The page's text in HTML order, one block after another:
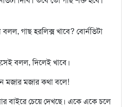
গাছ হরলিক্স খাবে? বোর্নভিটা
বলল, দিলেই খাবে।
মজার মজার কথা বলে!
বাইরে চেয়ে দেখছে। একে একে চলে